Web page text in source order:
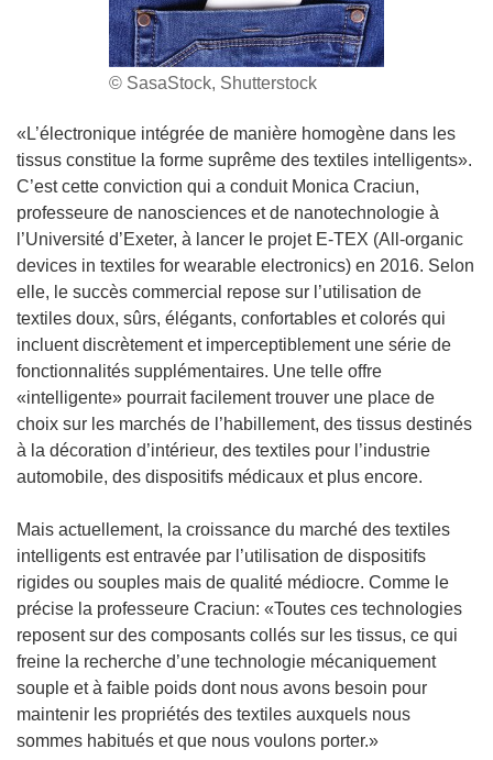
© SasaStock, Shutterstock
«L’électronique intégrée de manière homogène dans les
tissus constitue la forme suprême des textiles intelligents».
C’est cette conviction qui a conduit Monica Craciun,
professeure de nanosciences et de nanotechnologie à
l’Université d’Exeter, à lancer le projet E-TEX (All-organic
devices in textiles for wearable electronics) en 2016. Selon
elle, le succès commercial repose sur l’utilisation de
textiles doux, sûrs, élégants, confortables et colorés qui
incluent discrètement et imperceptiblement une série de
fonctionnalités supplémentaires. Une telle offre
«intelligente» pourrait facilement trouver une place de
choix sur les marchés de l’habillement, des tissus destinés
à la décoration d’intérieur, des textiles pour l’industrie
automobile, des dispositifs médicaux et plus encore.
Mais actuellement, la croissance du marché des textiles
intelligents est entravée par l’utilisation de dispositifs
rigides ou souples mais de qualité médiocre. Comme le
précise la professeure Craciun: «Toutes ces technologies
reposent sur des composants collés sur les tissus, ce qui
freine la recherche d’une technologie mécaniquement
souple et à faible poids dont nous avons besoin pour
maintenir les propriétés des textiles auxquels nous
sommes habitués et que nous voulons porter.»